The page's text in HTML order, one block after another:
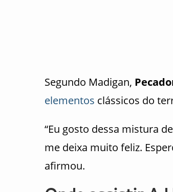
Segundo Madigan,
elementos clássicos do
“Eu gosto dessa mistura
me deixa muito feliz.
afirmou.